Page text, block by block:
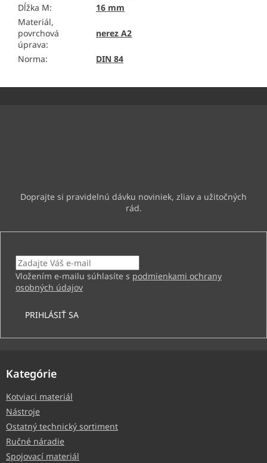
Dĺžka M:
16 mm
Materiál,
povrchová
úprava:
nerez A2
Norma: DIN 84
Vložením e-mailu súhlasíte s podmienkami ochrany
osobných údajov
PRIHLÁSIŤ SA
Kategórie
Kotviaci materiál
Nástroje
Ostatný technický sortiment
Ručné náradie
Spojovací materiál